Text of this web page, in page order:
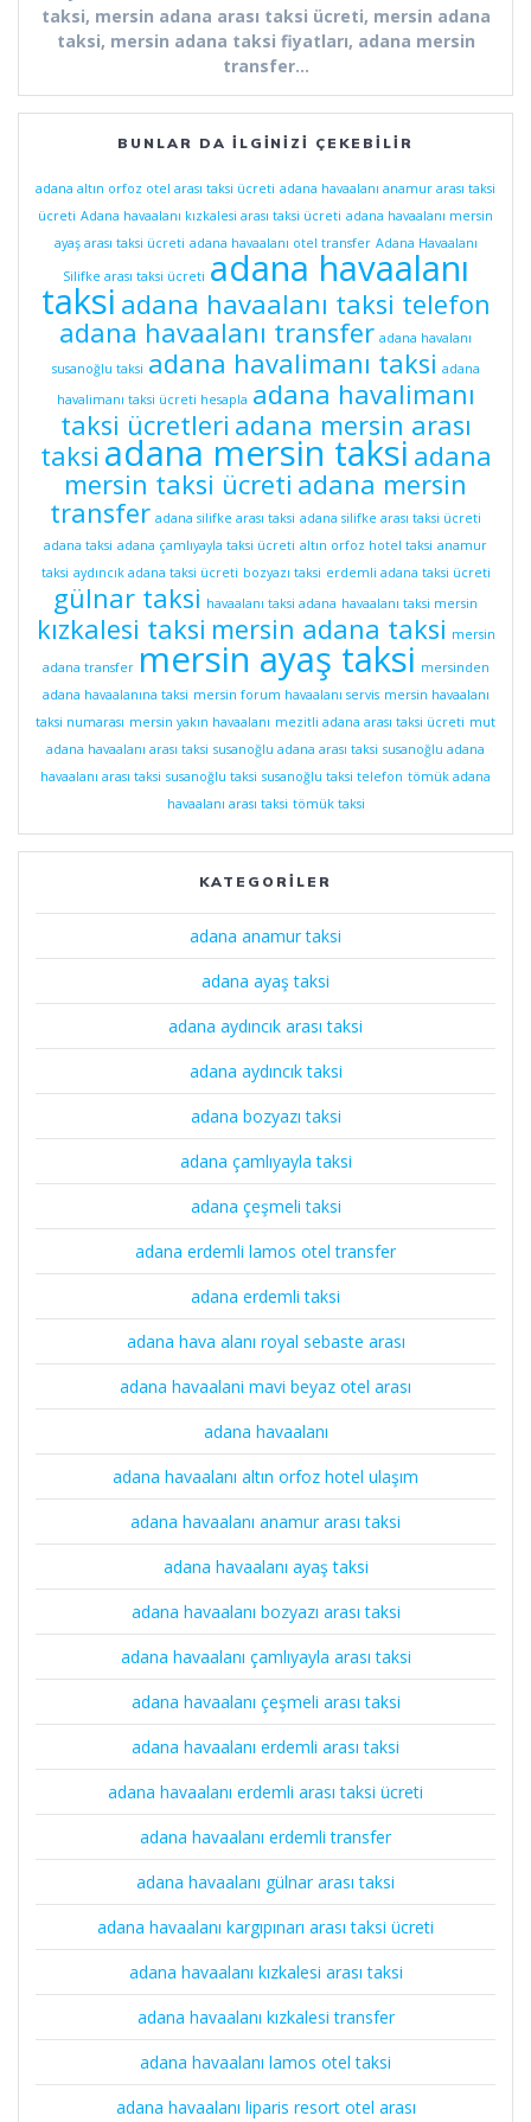
taksi, mersin adana arası taksi ücreti, mersin adana
taksi, mersin adana taksi fiyatları, adana mersin
transfer…
BUNLAR DA İLGINIZI ÇEKEBILIR
adana altın orfoz otel arası taksi ücreti adana havaalanı anamur arası taksi
ücreti Adana havaalanı kızkalesi arası taksi ücreti adana havaalanı mersin
ayaş arası taksi ücreti adana havaalanı otel transfer Adana Havaalanı
Silifke arası taksi ücreti adana havaalanı
taksi adana havaalanı taksi telefon
adana havaalanı transfer adana havalanı
susanoğlu taksi adana havalimanı taksi adana
havalimanı taksi ücreti hesapla adana havalimanı
taksi ücretleri adana mersin arası
taksi adana mersin taksi adana
mersin taksi ücreti adana mersin
transfer adana silifke arası taksi adana silifke arası taksi ücreti
adana taksi adana çamlıyayla taksi ücreti altın orfoz hotel taksi anamur
taksi aydıncık adana taksi ücreti bozyazı taksi erdemli adana taksi ücreti
gülnar taksi havaalanı taksi adana havaalanı taksi mersin
kızkalesi taksi mersin adana taksi mersin
adana transfer mersin ayaş taksi mersinden
adana havaalanına taksi mersin forum havaalanı servis mersin havaalanı
taksi numarası mersin yakın havaalanı mezitli adana arası taksi ücreti mut
adana havaalanı arası taksi susanoğlu adana arası taksi susanoğlu adana
havaalanı arası taksi susanoğlu taksi susanoğlu taksi telefon tömük adana
havaalanı arası taksi tömük taksi
KATEGORILER
adana anamur taksi
adana ayaş taksi
adana aydıncık arası taksi
adana aydıncık taksi
adana bozyazı taksi
adana çamlıyayla taksi
adana çeşmeli taksi
adana erdemli lamos otel transfer
adana erdemli taksi
adana hava alanı royal sebaste arası
adana havaalani mavi beyaz otel arası
adana havaalanı
adana havaalanı altın orfoz hotel ulaşım
adana havaalanı anamur arası taksi
adana havaalanı ayaş taksi
adana havaalanı bozyazı arası taksi
adana havaalanı çamlıyayla arası taksi
adana havaalanı çeşmeli arası taksi
adana havaalanı erdemli arası taksi
adana havaalanı erdemli arası taksi ücreti
adana havaalanı erdemli transfer
adana havaalanı gülnar arası taksi
adana havaalanı kargıpınarı arası taksi ücreti
adana havaalanı kızkalesi arası taksi
adana havaalanı kızkalesi transfer
adana havaalanı lamos otel taksi
adana havaalanı liparis resort otel arası